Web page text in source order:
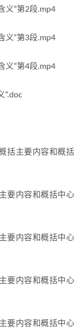
义”第2段.mp4
义”第3段.mp4
义”第4段.mp4
”.doc
括主要内容和概括
要内容和概括中心
要内容和概括中心
要内容和概括中心
要内容和概括中心